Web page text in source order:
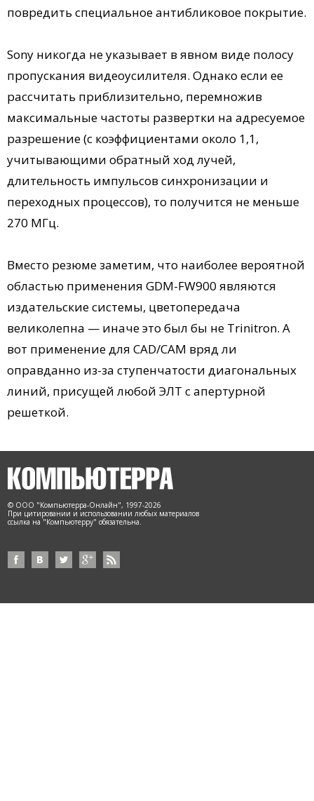
повредить специальное антибликовое покрытие.
Sony никогда не указывает в явном виде полосу
пропускания видеоусилителя. Однако если ее
рассчитать приблизительно, перемножив
максимальные частоты развертки на адресуемое
разрешение (с коэффициентами около 1,1,
учитывающими обратный ход лучей,
длительность импульсов синхронизации и
переходных процессов), то получится не меньше
270 МГц.
Вместо резюме заметим, что наиболее вероятной
областью применения GDM-FW900 являются
издательские системы, цветопередача
великолепна — иначе это был бы не Trinitron. А
вот применение для CAD/CAM вряд ли
оправданно из-за ступенчатости диагональных
линий, присущей любой ЭЛТ с апертурной
решеткой.
© ООО "Компьютерра-Онлайн", 1997-2026
При цитировании и использовании любых материалов
ссылка на "Компьютерру" обязательна.